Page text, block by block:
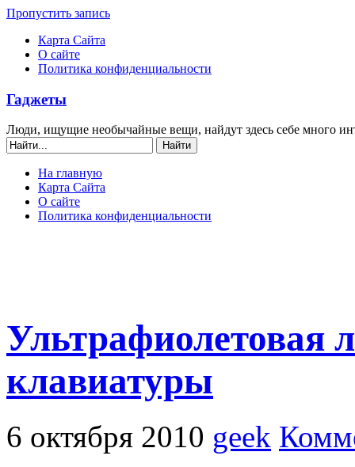
Пропустить запись
Карта Сайта
О сайте
Политика конфиденциальности
Гаджеты
Люди, ищущие необычайные вещи, найдут здесь себе много
На главную
Карта Сайта
О сайте
Политика конфиденциальности
Ультрафиолетовая
клавиатуры
6 октября 2010 geek